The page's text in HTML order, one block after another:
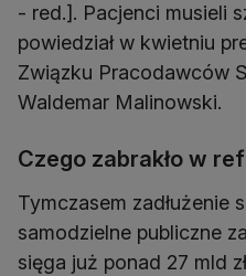
- red.]. Pacjenci musieli
powiedział w kwietniu
Związku Pracodawców
Waldemar Malinowski.
Czego zabrakło w
Tymczasem zadłużenie
samodzielne publiczne
sięga już ponad 27 mld